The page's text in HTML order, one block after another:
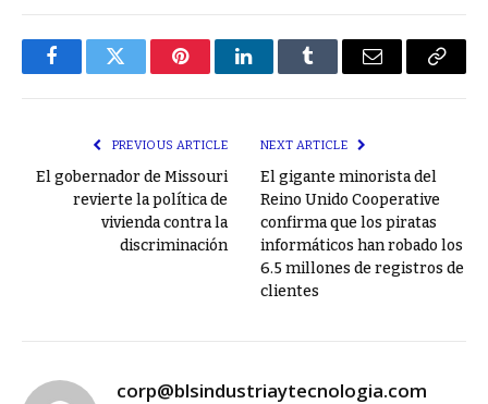
FacebookTwitter PinterestLinkedInTumblr Email
Copy
PREVIOUS ARTICLE
El gobernador de Missouri
revierte la política de
vivienda contra la
discriminación
NEXT ARTICLE
El gigante minorista del
Reino Unido Cooperative
confirma que los piratas
informáticos han robado los
6.5 millones de registros de
clientes
corp@blsindustriaytecnologia.com